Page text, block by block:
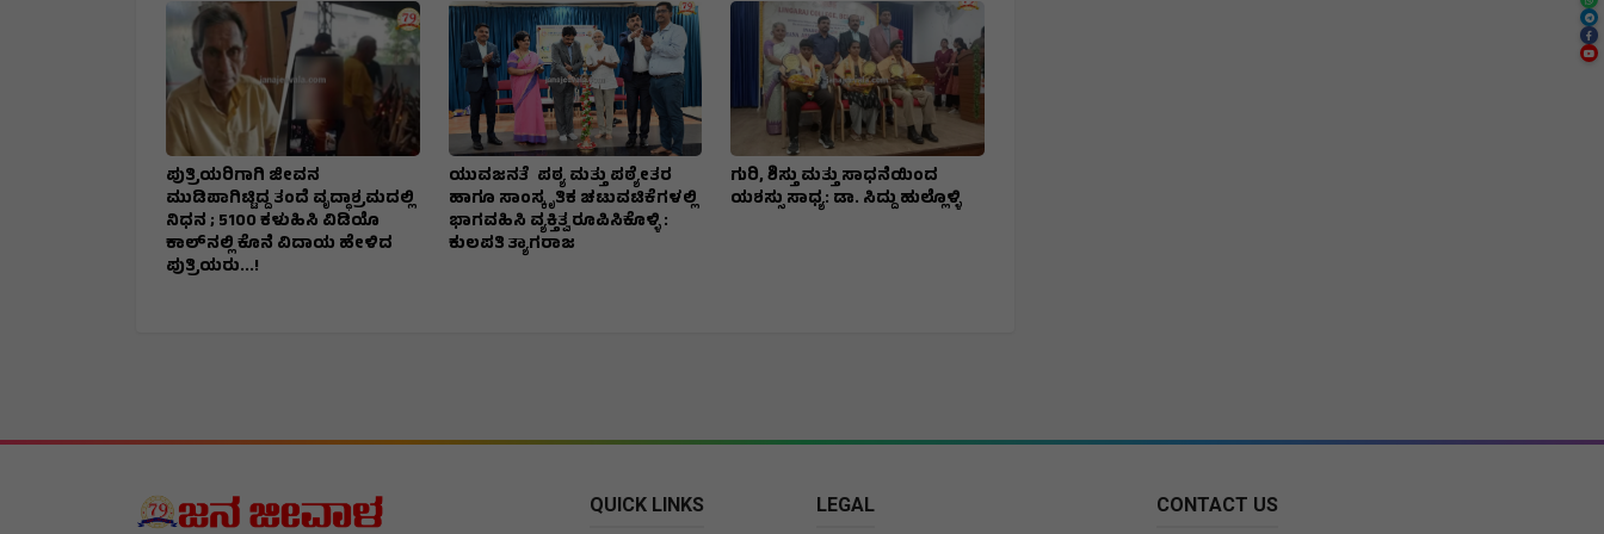
ಪುತ್ರಿಯರಿಗಾಗಿ ಜೀವನ
ಮುಡಿಪಾಗಿಟ್ಟಿದ್ದ ತಂದೆ ವೃದ್ಧಾಶ್ರಮದಲ್ಲಿ
ನಿಧನ ; ₹5100 ಕಳುಹಿಸಿ ವಿಡಿಯೊ
ಕಾಲ್‌ನಲ್ಲಿ ಕೊನೆ ವಿದಾಯ ಹೇಳಿದ
ಪುತ್ರಿಯರು...!
ಯುವಜನತೆ ಪಠ್ಯ ಮತ್ತು ಪಠ್ಯೇತರ
ಹಾಗೂ ಸಾಂಸ್ಕೃತಿಕ ಚಟುವಟಿಕೆಗಳಲ್ಲಿ
ಭಾಗವಹಿಸಿ ವ್ಯಕ್ತಿತ್ವ ರೂಪಿಸಿಕೊಳ್ಳಿ :
ಕುಲಪತಿ ತ್ಯಾಗರಾಜ
ಗುರಿ, ಶಿಸ್ತು ಮತ್ತು ಸಾಧನೆಯಿಂದ
ಯಶಸ್ಸು ಸಾಧ್ಯ: ಡಾ. ಸಿದ್ದು ಹುಲ್ಲೊಳ್ಳಿ
QUICK LINKS LEGAL CONTACT US